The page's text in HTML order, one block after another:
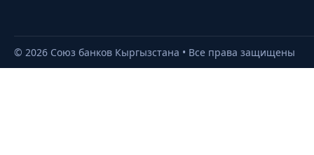
© 2026 Союз банков Кыргызстана • Все права защищены